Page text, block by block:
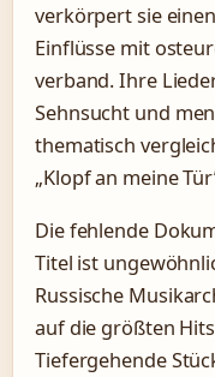
verkörpert sie
Einflüsse mit
verband. Ihre
Sehnsucht und
thematisch
„Klopf an meine
Die fehlende
Titel ist
Russische
auf die größten
Tiefergehende